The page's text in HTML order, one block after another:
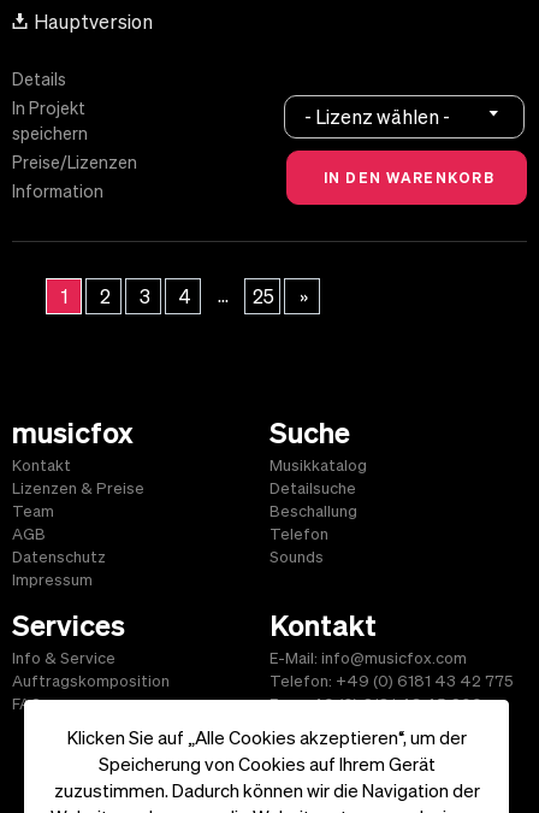
Klicken Sie auf „Alle Cookies akzeptieren“, um der
Speicherung von Cookies auf Ihrem Gerät
zuzustimmen. Dadurch können wir die Navigation der
Hauptversion
Details
In Projekt
speichern
Preise/Lizenzen
Information
- Lizenz wählen -
1 2 3 4 ... 25 »
musicfox
Kontakt
Lizenzen & Preise
Team
AGB
Datenschutz
Impressum
Suche
Musikkatalog
Detailsuche
Beschallung
Telefon
Sounds
Services
Info & Service
Auftragskomposition
FAQ
Kontakt
E-Mail: info@musicfox.com
Telefon: +49 (0) 6181 43 42 775
Fax: +49 (0) 6181 43 45 609